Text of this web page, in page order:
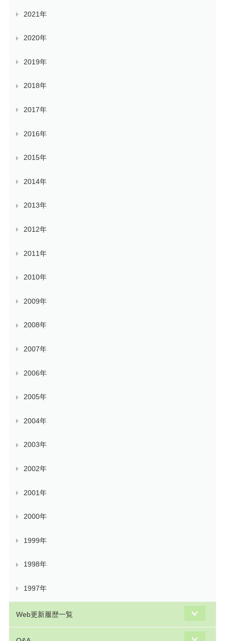
2021年
2020年
2019年
2018年
2017年
2016年
2015年
2014年
2013年
2012年
2011年
2010年
2009年
2008年
2007年
2006年
2005年
2004年
2003年
2002年
2001年
2000年
1999年
1998年
1997年
Web更新履歴一覧